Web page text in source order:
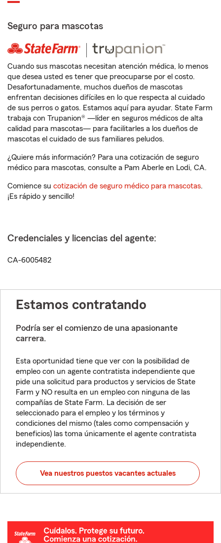
Seguro para mascotas
Cuando sus mascotas necesitan atención médica, lo menos
que desea usted es tener que preocuparse por el costo.
Desafortunadamente, muchos dueños de mascotas
enfrentan decisiones difíciles en lo que respecta al cuidado
de sus perros o gatos. Estamos aquí para ayudar. State Farm
trabaja con Trupanion® —líder en seguros médicos de alta
calidad para mascotas— para facilitarles a los dueños de
mascotas el cuidado de sus familiares peludos.
¿Quiere más información? Para una cotización de seguro
médico para mascotas, consulte a Pam Aberle en Lodi, CA.
Comience su cotización de seguro médico para mascotas.
¡Es rápido y sencillo!
Credenciales y licencias del agente:
CA-6005482
Estamos contratando
Podría ser el comienzo de una apasionante
carrera.
Esta oportunidad tiene que ver con la posibilidad de
empleo con un agente contratista independiente que
pide una solicitud para productos y servicios de State
Farm y NO resulta en un empleo con ninguna de las
compañías de State Farm. La decisión de ser
seleccionado para el empleo y los términos y
condiciones del mismo (tales como compensación y
beneficios) las toma únicamente el agente contratista
independiente.
Vea nuestros puestos vacantes actuales